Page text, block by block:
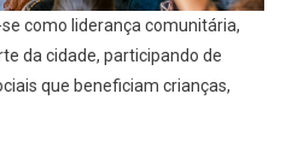
como liderança comunitária,
da cidade, participando de
que beneficiam crianças,